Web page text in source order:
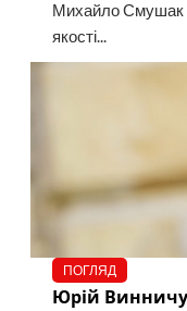
Михайло Смушак
якості...
ПОГЛЯД
Юрій